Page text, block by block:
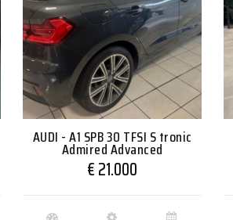
AUDI - A1 SPB 30 TFSI S tronic
Admired Advanced
€ 21.000